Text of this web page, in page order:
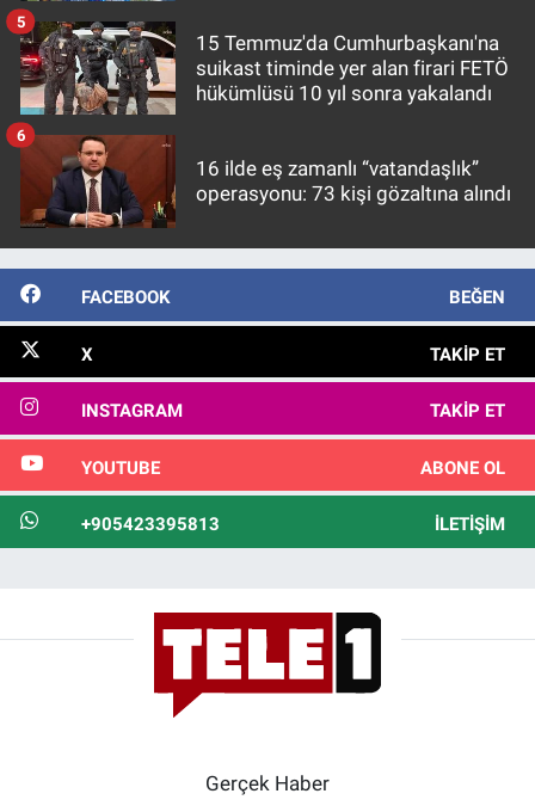
15 Temmuz'da Cumhurbaşkanı'na
suikast timinde yer alan firari FETÖ
hükümlüsü 10 yıl sonra yakalandı
5
16 ilde eş zamanlı “vatandaşlık”
operasyonu: 73 kişi gözaltına alındı
6
FACEBOOK BEĞEN
X TAKIP ET
INSTAGRAM TAKIP ET
YOUTUBE ABONE OL
+905423395813 İLETIŞIM
Gerçek Haber